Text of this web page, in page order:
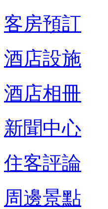
客房預訂
酒店設施
酒店相冊
新聞中心
住客評論
周邊景點